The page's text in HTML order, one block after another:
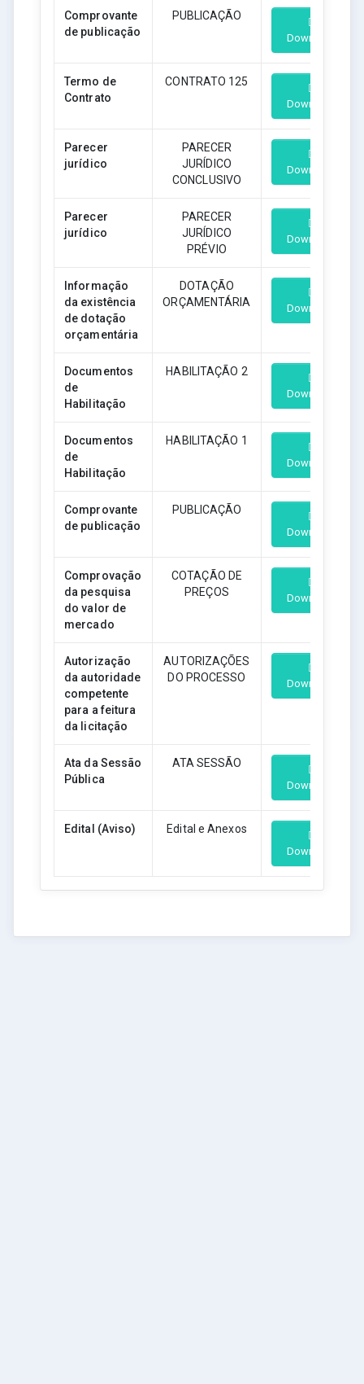
Comprovante
de publicação
PUBLICAÇÃO
Download
Termo de
Contrato
CONTRATO 125
Download
Parecer
jurídico
PARECER
JURÍDICO
CONCLUSIVO
Download
Parecer
jurídico
PARECER
JURÍDICO
PRÉVIO
Download
Informação
da existência
de dotação
orçamentária
DOTAÇÃO
ORÇAMENTÁRIA
Download
Documentos
de
Habilitação
HABILITAÇÃO 2
Download
Documentos
de
Habilitação
HABILITAÇÃO 1
Download
Comprovante
de publicação
PUBLICAÇÃO
Download
Comprovação
da pesquisa
do valor de
mercado
COTAÇÃO DE
PREÇOS
Download
Autorização
da autoridade
competente
para a feitura
da licitação
AUTORIZAÇÕES
DO PROCESSO
Download
Ata da Sessão
Pública
ATA SESSÃO
Download
Edital (Aviso) Edital e Anexos
Download